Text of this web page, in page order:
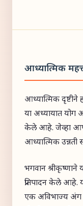
आध्यात्मिक
आध्यात्मिक दृष्टीने
या अध्यायात योग
केले आहे. जेव्हा
आध्यात्मिक उन्नती
भगवान श्रीकृष्णाने
प्रतिपादन केले
एक अविभाज्य अंग